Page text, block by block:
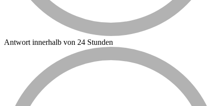
Antwort innerhalb von 24 Stunden